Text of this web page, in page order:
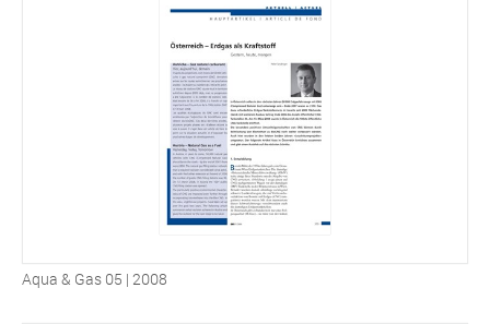
Aqua & Gas 05 | 2008